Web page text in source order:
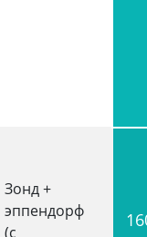
Зонд +
эппендорф
(с